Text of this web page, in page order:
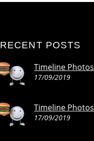
RECENT POSTS
Timeline Photos
17/09/2019
Timeline Photos
17/09/2019